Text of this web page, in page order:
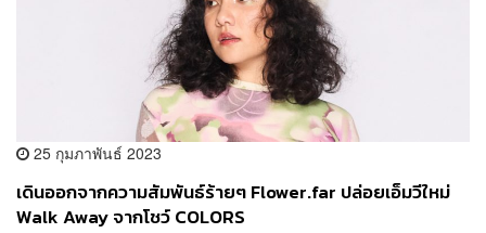
25 กุมภาพันธ์ 2023
เดินออกจากความสัมพันธ์ร้ายๆ Flower.far ปล่อยเอ็มวีใหม่
Walk Away จากโชว์ COLORS